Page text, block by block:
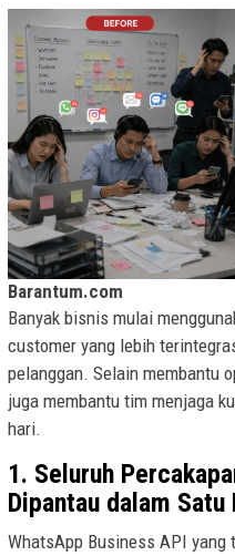
Barantum.com
Banyak bisnis mulai
customer yang lebih
pelanggan. Selain membantu
juga membantu tim menjaga
hari.
1. Seluruh
Dipantau dalam Satu
WhatsApp Business API yang